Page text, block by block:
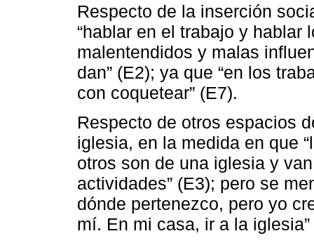
Respecto de la inserción
“hablar en el trabajo y hablar
malentendidos y malas
dan” (E2); ya que “en los
con coquetear” (E7).
Respecto de otros espacios
iglesia, en la medida en que
otros son de una iglesia y
actividades” (E3); pero se
dónde pertenezco, pero yo
mí. En mi casa, ir a la iglesia”